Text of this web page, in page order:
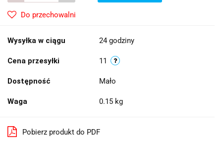
Do przechowalni
Wysyłka w ciągu 24 godziny
Cena przesyłki 11
Dostępność Mało
Waga 0.15 kg
Pobierz produkt do PDF